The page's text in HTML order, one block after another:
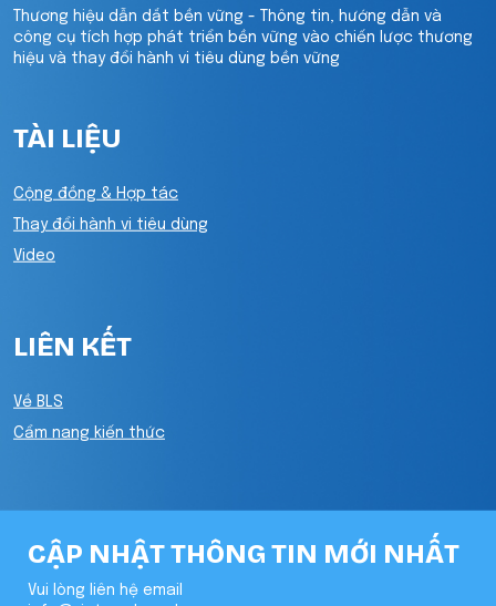
Thương hiệu dẫn dắt bền vững - Thông tin, hướng dẫn và
công cụ tích hợp phát triển bền vững vào chiến lược thương
hiệu và thay đổi hành vi tiêu dùng bền vững
TÀI LIỆU
Cộng đồng & Hợp tác
Thay đổi hành vi tiêu dùng
Video
LIÊN KẾT
Về BLS
Cẩm nang kiến thức
CẬP NHẬT THÔNG TIN MỚI NHẤT
Vui lòng liên hệ email